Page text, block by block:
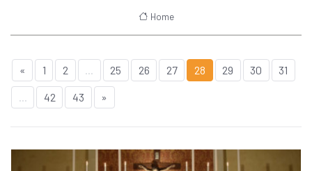
Home
« 1 2 25 26 27 28 29 30 31
... 42 43 »